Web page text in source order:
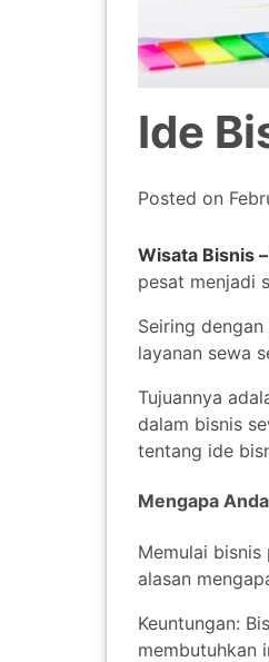
Ide
Posted on
Wisata Bisnis –
pesat menjadi
Seiring
layanan sewa
Tujuannya
dalam bisnis
tentang ide
Mengapa
Memulai
alasan
Keuntungan:
membutuhkan